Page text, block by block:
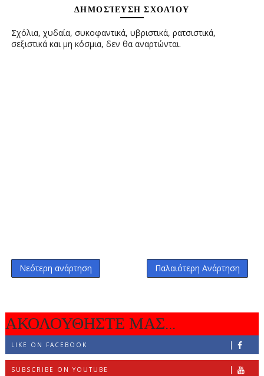
ΔΗΜΟΣΊΕΥΣΗ ΣΧΟΛΊΟΥ
Σχόλια, χυδαία, συκοφαντικά, υβριστικά, ρατσιστικά,
σεξιστικά και μη κόσμια, δεν θα αναρτώνται.
Νεότερη ανάρτηση Παλαιότερη Ανάρτηση
ΑΚΟΛΟΥΘΗΣΤΕ ΜΑΣ...
LIKE ON FACEBOOK
SUBSCRIBE ON YOUTUBE